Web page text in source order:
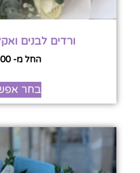
ורדים לבנים
החל מ-
בחר